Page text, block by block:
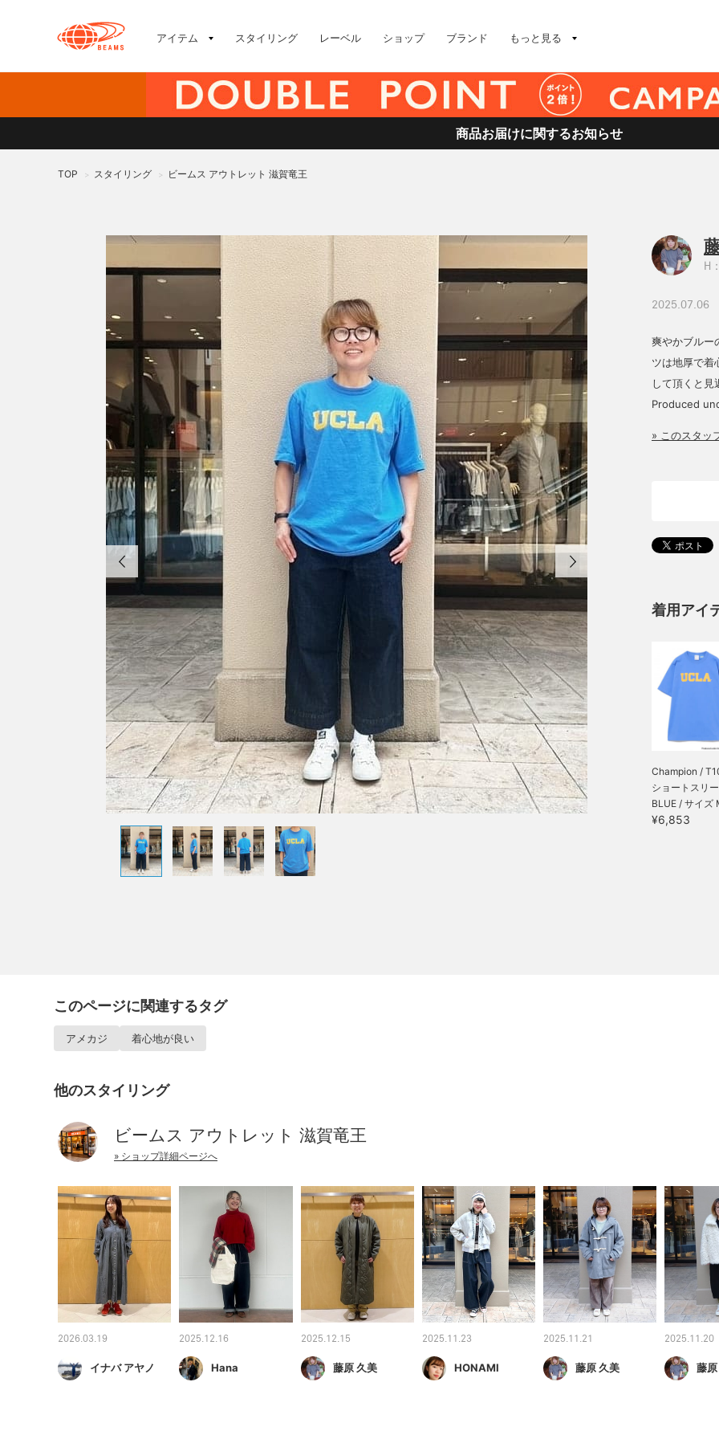
アイテム スタイリング レーベル ショップ ブランド もっと見る
商品お届けに関するお知らせ
TOP > スタイリング > ビームス アウトレット 滋賀竜王
H
2025.07.06
爽やかブルー
ツは地厚で着
して頂くと見
Produced
» このスタッ
着用アイ
Champion /
ショートスリ
BLUE / サイズ
¥6,853
このページに関連するタグ
アメカジ 着心地が良い
他のスタイリング
ビームス アウトレット 滋賀竜王
» ショップ詳細ページへ
2026.03.19
イナバ アヤノ
2025.12.16
Hana
2025.12.15
藤原 久美
2025.11.23
HONAMI
2025.11.21
藤原 久美
2025.11.20
藤